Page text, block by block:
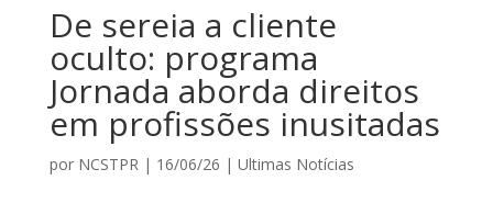
De sereia a cliente
oculto: programa
Jornada aborda direitos
em profissões inusitadas
por NCSTPR| 16/06/26 | Ultimas Notícias